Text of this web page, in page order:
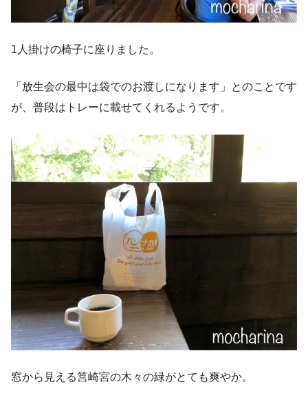
1人掛けの椅子に座りました。
「放生会の最中は袋でのお渡しになります」とのことです
が、普段はトレーに載せてくれるようです。
窓から見える筥崎宮の木々の緑がとても爽やか。